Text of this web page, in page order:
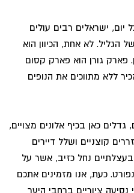
ישראלים רבים עולים
לא אחת, הכיוון הוא
פארק גורן הוא פארק קסום
ללא מתווכים את הנופים
כאן בכיף אלונים מצויים,
קוצניים ושלל דיירים
נחל כזיב, אשר על
כעת, אנו מזמינים אתכם
נסיעה ציוריים ברחבי היער